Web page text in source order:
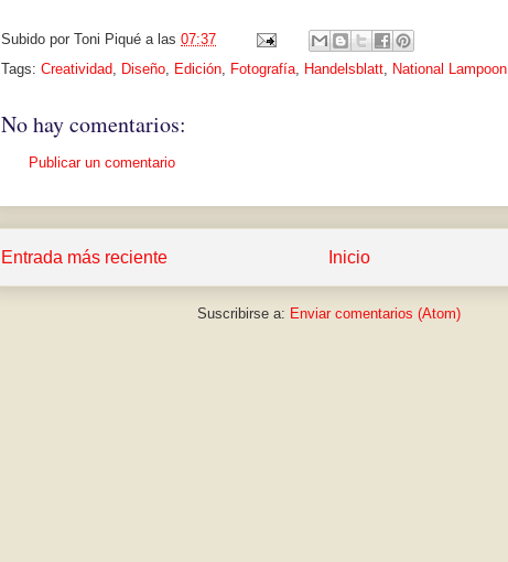
Subido por Toni Piqué a las 07:37
Tags: Creatividad Diseño Edición Fotografía Handelsblatt National Lampoon
No hay comentarios:
Publicar un comentario
Entrada más reciente Inicio
Suscribirse a: Enviar comentarios (Atom)